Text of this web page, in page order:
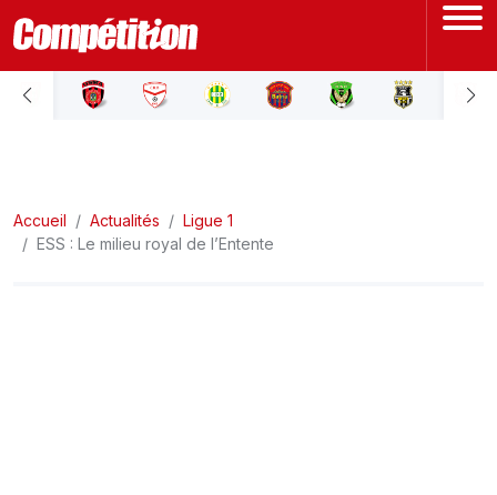
ACCUEIL
LIGUE 2
Accueil Actualités
Ligue 1
ESS : Le milieu royal de l’Entente